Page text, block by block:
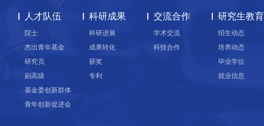
人才队伍
院士
杰出青年基金
研究员
副高级
基金委创新群体
青年创新促进会
科研成果
科研进展
成果转化
获奖
专利
交流合作
学术交流
科技合作
研究生教育
招生动态
培养动态
毕业学位
就业信息